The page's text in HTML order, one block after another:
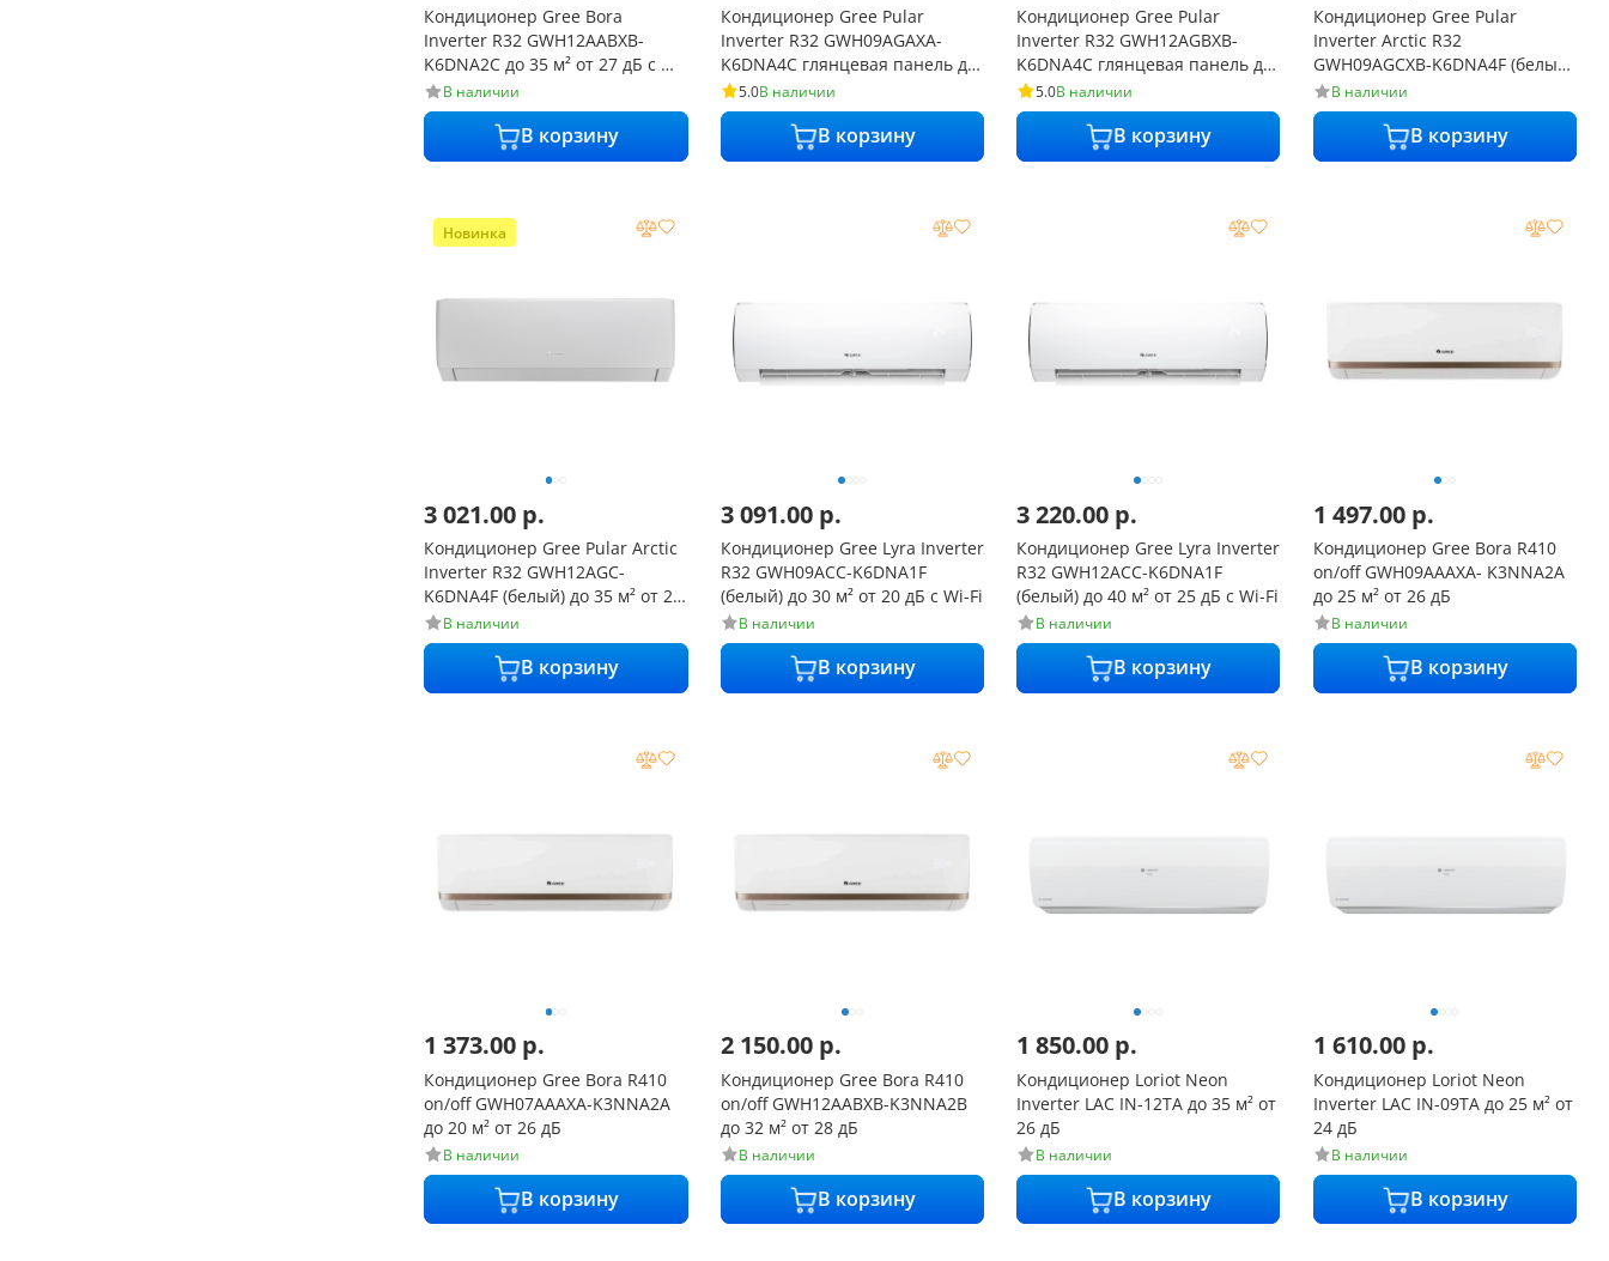
Кондиционер Gree Bora
Inverter R32 GWH12AABXB-
K6DNA2C до 35 м² от 27 дБ с Wi-
Fi В наличии
В корзину
Кондиционер Gree Pular
Inverter R32 GWH09AGAXA-
K6DNA4C глянцевая панель до
25 м² от 24 дБ с Wi-Fi
5.0В наличии
В корзину
Кондиционер Gree Pular
Inverter R32 GWH12AGBXB-
K6DNA4C глянцевая панель до
35 м² от 24 дБ с Wi-Fi
5.0В наличии
В корзину
Кондиционер Gree Pular
Inverter Arctic R32
GWH09AGCXB-K6DNA4F (белый)
до 25 м² от 24 дБ с Wi-Fi
В наличии
В корзину
Новинка
3 021.00 р.
Кондиционер Gree Pular Arctic
Inverter R32 GWH12AGC-
K6DNA4F (белый) до 35 м² от 24
дБ с Wi-Fi
В наличии
В корзину
3 091.00 р.
Кондиционер Gree Lyra Inverter
R32 GWH09ACC-K6DNA1F
(белый) до 30 м² от 20 дБ с Wi-Fi
В наличии
В корзину
3 220.00 р.
Кондиционер Gree Lyra Inverter
R32 GWH12ACC-K6DNA1F
(белый) до 40 м² от 25 дБ с Wi-Fi
В наличии
В корзину
1 497.00 р.
Кондиционер Gree Bora R410
on/off GWH09AAAXA- K3NNA2A
до 25 м² от 26 дБ
В наличии
В корзину
1 373.00 р.
Кондиционер Gree Bora R410
on/off GWH07AAAXA-K3NNA2A
до 20 м² от 26 дБ
В наличии
В корзину
2 150.00 р.
Кондиционер Gree Bora R410
on/off GWH12AABXB-K3NNA2B
до 32 м² от 28 дБ
В наличии
В корзину
1 850.00 р.
Кондиционер Loriot Neon
Inverter LAC IN-12TA до 35 м² от
26 дБ
В наличии
В корзину
1 610.00 р.
Кондиционер Loriot Neon
Inverter LAC IN-09TA до 25 м² от
24 дБ
В наличии
В корзину